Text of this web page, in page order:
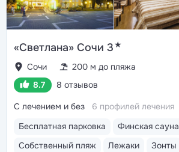
«Светлана» Сочи 3★
Сочи
200 м до пляжа
8.7
8 отзывов
Бесплатная парковка
Финская сауна
Собственный пляж
Лежаки Зонты
С лечением и без 6 профилей лечения